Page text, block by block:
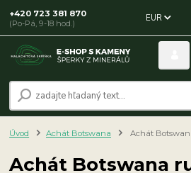
EUR
+420 723 381 870
(Po-Pá, 9-18 hod.)
Úvod Achát Botswana Achát
Achát Botswana